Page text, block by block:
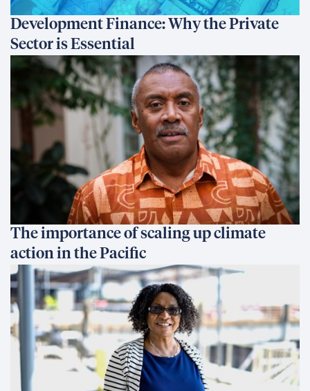
Development Finance: Why the Private
Sector is Essential
The importance of scaling up climate
action in the Pacific